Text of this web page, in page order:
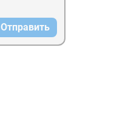
Отправить